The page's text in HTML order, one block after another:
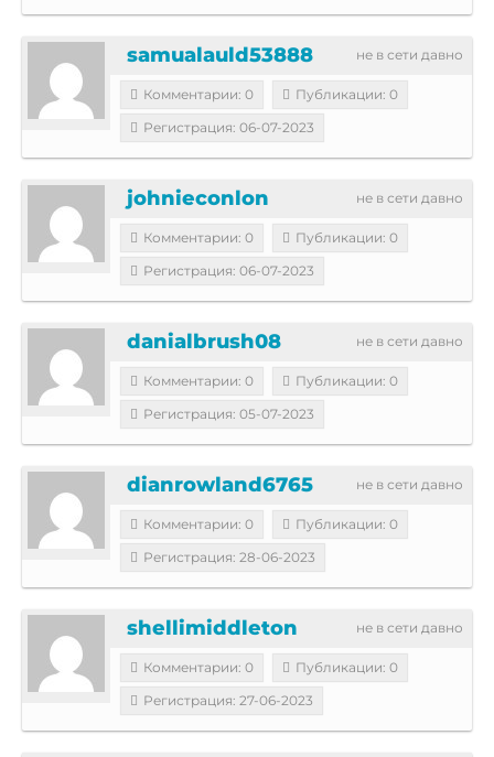
не в сети давно
samualauld53888
Комментарии: 0
Публикации: 0
Регистрация: 06-07-2023
не в сети давно
johnieconlon
Комментарии: 0
Публикации: 0
Регистрация: 06-07-2023
не в сети давно
danialbrush08
Комментарии: 0
Публикации: 0
Регистрация: 05-07-2023
не в сети давно
dianrowland6765
Комментарии: 0
Публикации: 0
Регистрация: 28-06-2023
не в сети давно
shellimiddleton
Комментарии: 0
Публикации: 0
Регистрация: 27-06-2023